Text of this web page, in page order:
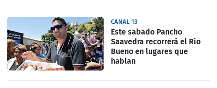
CANAL 13
Este sabado Pancho
Saavedra recorrerá el Rio
Bueno en lugares que
hablan